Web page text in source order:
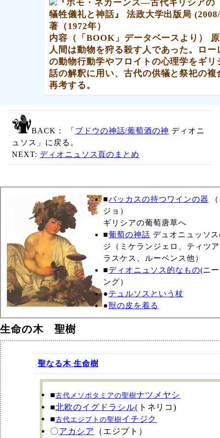
『ホモ・ネカーンス―古代ギリシアの
犠牲儀礼と神話』 法政大学出版局
著（1972年）
内容（「BOOK」データベースより）
人間は動物を狩る殺す人であった。ロー
の動物行動学やフロイトの心理学をギリ
話の解釈に用い、古代の供犠と祭祀の複
再考する。
BACK： 「 ブドウの神話/葡萄酒の神 ディオニ
ュソス」に戻る。
NEXT: ディオニュソス頁のまとめ
■バッカスの持つワインの器
ジョ）
ギリシアの葡萄唐草へ
■葡萄の神話 デュオニュッソ
ジ（ミケランジェロ、ティツ
ラスケス、ルーベンス他）
■ディオニュソス的なもの(ニ
ング）
●テュルソスという杖
●獣の皮を着る
生命の木 聖樹
聖なる木 生命樹
■古代メソポタミアの聖樹ナツメヤシ
■北欧のイグドラシル( トネリコ)
■古代エジプトの聖樹イチジク
〇アカシア （エジプト）